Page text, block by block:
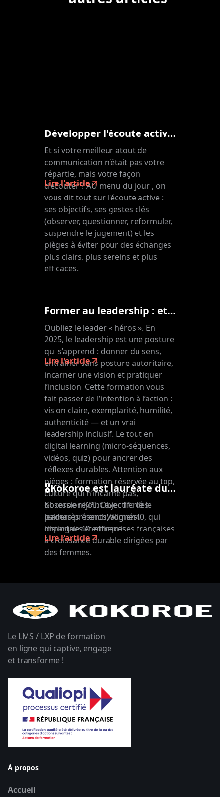
Développer l'écoute active : la clé d'une communication active
Et si votre meilleur atout de
communication n’était pas votre
répartie, mais votre façon
d’écouter ? AU menu du jour , on
vous dit tout sur l’écoute active :
ses objectifs, ses gestes clés
(observer, questionner, reformuler,
suspendre le jugement) et les
pièges à éviter pour des échanges
plus clairs, plus sereins et plus
efficaces.
Lire l'article
Former au leadership : et si on en finissait avec les caricatures ?
Oubliez le leader « héros ». En
2025, le leadership est une posture
qui s’apprend : donner du sens,
entraîner sans posture autoritaire,
incarner une vision et pratiquer
l’inclusion. Cette formation vous
fait passer de l’intention à l’action :
vision claire, exemplarité, humilité,
authenticité — et un vrai
leadership inclusif. Le tout en
digital learning (micro-séquences,
vidéos, quiz) pour ancrer des
réflexes durables. Attention aux
pièges : formation réservée au top,
culture qui n’incarne pas,
obsession KPI. Objectif : des
leaders présents, alignés…
imparfaits et efficaces.
Lire l'article
🎖Kokoroe est lauréate du palmarès FrenchWomen40 !
Kokoroe rejoint avec fierté le
palmarès FrenchWomen40, qui
distingue 40 entreprises françaises
à croissance durable dirigées par
des femmes.
Lire l'article
Le LMS / LXP de formation
en ligne qui captive, engage
et transforme !
À propos
Accueil